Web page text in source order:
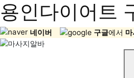
용인다이어트
네이버 구글에서